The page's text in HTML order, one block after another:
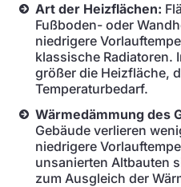
Art der Heizflächen:
Fußboden- oder
niedrigere
klassische Radiatoren.
größer die Heizfläche,
Temperaturbedarf.
Wärmedämmung des
Gebäude verlieren
niedrigere
unsanierten Altbauten
zum Ausgleich der